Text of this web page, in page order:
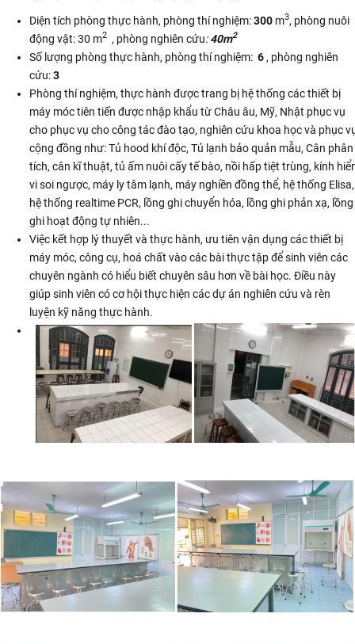
Diện tích phòng thực hành, phòng thí nghiệm:300 m3, phòng nuôi
động vật: 30 m2 , phòng nghiên cứu:40m2
Số lượng phòng thực hành, phòng thí nghiệm: 6 , phòng nghiên
cứu:3
Phòng thí nghiệm, thực hành được trang bị hệ thống các thiết bị
máy móc tiên tiến được nhập khẩu từ Châu âu, Mỹ, Nhật phục vụ
cho phục vụ cho công tác đào tạo, nghiên cứu khoa học và phục
cộng đồng như: Tủ hood khí độc, Tủ lạnh bảo quản mẫu, Cân phân
tích, cân kĩ thuật, tủ ấm nuôi cấy tế bào, nồi hấp tiệt trùng, kính
vi soi ngược, máy ly tâm lạnh, máy nghiền đồng thể, hệ thống Elisa,
hệ thống realtime PCR, lồng ghi chuyển hóa, lồng ghi phản xạ, lồng
ghi hoạt động tự nhiên...
Việc kết hợp lý thuyết và thực hành, ưu tiên vận dụng các thiết bị
máy móc, công cụ, hoá chất vào các bài thực tập để sinh viên các
chuyên ngành có hiểu biết chuyên sâu hơn về bài học. Điều này
giúp sinh viên có cơ hội thực hiện các dự án nghiên cứu và rèn
luyện kỹ năng thực hành.